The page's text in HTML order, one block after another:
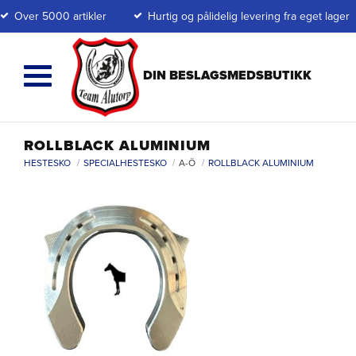
Over 5000 artikler Hurtig og pålidelig levering fra eget lager
ROLLBLACK ALUMINIUM
HESTESKO SPECIALHESTESKO A-Ö ROLLBLACK ALUMINIUM